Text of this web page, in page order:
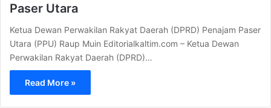
Paser Utara
Ketua Dewan Perwakilan Rakyat Daerah (DPRD) Penajam Paser
Utara (PPU) Raup Muin Editorialkaltim.com – Ketua Dewan
Perwakilan Rakyat Daerah (DPRD)…
Read More »